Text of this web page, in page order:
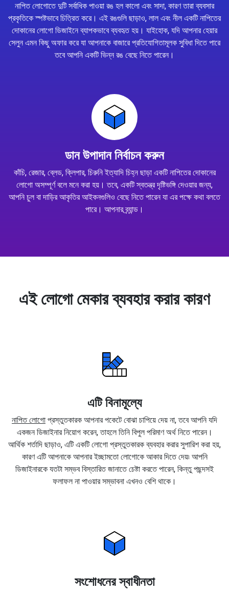
নাপিত লোগোতে দুটি সর্বাধিক পাওয়া রঙ হল কালো এবং সাদা, কারণ তারা ব্যবসার
প্রকৃতিকে স্পষ্টভাবে চিত্রিত করে। এই রঙগুলি ছাড়াও, লাল এবং নীল একটি নাপিতের
দোকানের লোগো ডিজাইনে ব্যাপকভাবে ব্যবহৃত হয়। যাইহোক, যদি আপনার হেয়ার
সেলুন এমন কিছু অফার করে যা আপনাকে বাজারে প্রতিযোগিতামূলক সুবিধা দিতে পারে
তবে আপনি একটি ভিন্ন রঙ বেছে নিতে পারেন।
ডান উপাদান নির্বাচন করুন
কাঁচি, রেজার, ব্লেড, ক্লিপার, চিরুনি ইত্যাদি চিহ্ন ছাড়া একটি নাপিতের দোকানের
লোগো অসম্পূর্ণ বলে মনে করা হয়। তবে, একটি স্বতন্ত্র দৃষ্টিভঙ্গি দেওয়ার জন্য,
আপনি চুল বা দাড়ির আকৃতির আইকনগুলিও বেছে নিতে পারেন যা এর পক্ষে কথা বলতে
পারে। আপনার ব্র্যান্ড।
এই লোগো মেকার ব্যবহার করার কারণ
এটি বিনামূল্যে
নাপিত লোগো প্রস্তুতকারক আপনার পকেটে বোঝা চাপিয়ে দেয় না, তবে আপনি যদি
একজন ডিজাইনার নিয়োগ করেন, তাহলে তিনি বিপুল পরিমাণ অর্থ নিতে পারেন।
আর্থিক শর্তাদি ছাড়াও, এটি একটি লোগো প্রস্তুতকারক ব্যবহার করার সুপারিশ করা হয়,
কারণ এটি আপনাকে আপনার ইচ্ছামতো লোগোকে আকার দিতে দেয়৷ আপনি
ডিজাইনারকে যতটা সম্ভব বিস্তারিত জানাতে চেষ্টা করতে পারেন, কিন্তু পছন্দসই
ফলাফল না পাওয়ার সম্ভাবনা এখনও বেশি থাকে।
সংশোধনের স্বাধীনতা